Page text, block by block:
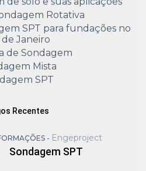
Rotativa
SPT para fundações no
de Janeiro
de Sondagem
Mista
SPT
Recentes
- Engeproject
Sondagem SPT